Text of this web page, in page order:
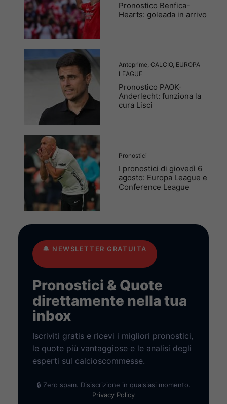
Pronostico Benfica-
Hearts: goleada in arrivo
Anteprime, CALCIO, EUROPA
LEAGUE
Pronostico PAOK-
Anderlecht: funziona la
cura Lisci
Pronostici
I pronostici di giovedì 6
agosto: Europa League e
Conference League
🔔 NEWSLETTER GRATUITA
Pronostici & Quote
direttamente nella tua
inbox
Iscriviti gratis e ricevi i migliori pronostici,
le quote più vantaggiose e le analisi degli
esperti sul calcioscommesse.
🔒 Zero spam. Disiscrizione in qualsiasi momento.
Privacy Policy